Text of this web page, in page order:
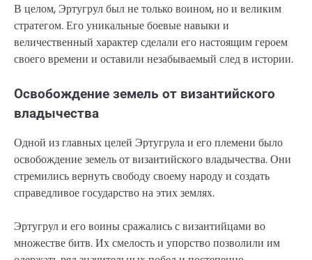
В целом, Эртугрул был не только воином, но и великим
стратегом. Его уникальные боевые навыки и
величественный характер сделали его настоящим героем
своего времени и оставили незабываемый след в истории.
Освобождение земель от византийского
владычества
Одной из главных целей Эртугрула и его племени было
освобождение земель от византийского владычества. Они
стремились вернуть свободу своему народу и создать
справедливое государство на этих землях.
Эртугрул и его воины сражались с византийцами во
множестве битв. Их смелость и упорство позволили им